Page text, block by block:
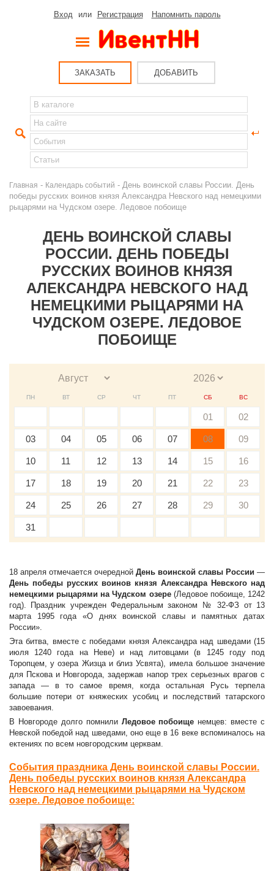
Вход или Регистрация Напомнить пароль
ЗАКАЗАТЬ ДОБАВИТЬ
Главная - Календарь событий - День воинской славы России. День
победы русских воинов князя Александра Невского над немецкими
рыцарями на Чудском озере. Ледовое побоище
ДЕНЬ ВОИНСКОЙ СЛАВЫ
РОССИИ. ДЕНЬ ПОБЕДЫ
РУССКИХ ВОИНОВ КНЯЗЯ
АЛЕКСАНДРА НЕВСКОГО НАД
НЕМЕЦКИМИ РЫЦАРЯМИ НА
ЧУДСКОМ ОЗЕРЕ. ЛЕДОВОЕ
ПОБОИЩЕ
ПН ВТ СР ЧТ ПТ СБ ВС
01 02
03 04 05 06 07 08 09
10 11 12 13 14 15 16
17 18 19 20 21 22 23
24 25 26 27 28 29 30
31
18 апреля отмечается очередной День воинской славы России —
День победы русских воинов князя Александра Невского над
немецкими рыцарями на Чудском озере(Ледовое побоище, 1242
год). Праздник учрежден Федеральным законом № 32-ФЗ от 13
марта 1995 года «О днях воинской славы и памятных датах
России».
Эта битва, вместе с победами князя Александра над шведами (15
июля 1240 года на Неве) и над литовцами (в 1245 году под
Торопцем, у озера Жизца и близ Усвята), имела большое значение
для Пскова и Новгорода, задержав напор трех серьезных врагов с
запада — в то самое время, когда остальная Русь терпела
большие потери от княжеских усобиц и последствий татарского
завоевания.
В Новгороде долго помнили Ледовое побоище немцев: вместе с
Невской победой над шведами, оно еще в 16 веке вспоминалось на
ектениях по всем новгородским церквам.
События праздника День воинской славы России.
День победы русских воинов князя Александра
Невского над немецкими рыцарями на Чудском
озере. Ледовое побоище: